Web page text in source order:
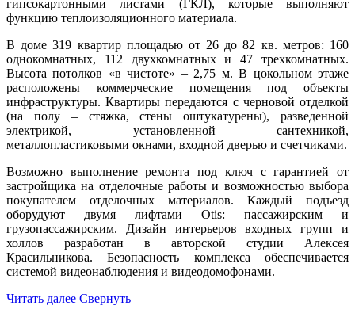
гипсокартонными листами (ГКЛ), которые выполняют
функцию теплоизоляционного материала.
В доме 319 квартир площадью от 26 до 82 кв. метров: 160
однокомнатных, 112 двухкомнатных и 47 трехкомнатных.
Высота потолков «в чистоте» – 2,75 м. В цокольном этаже
расположены коммерческие помещения под объекты
инфраструктуры. Квартиры передаются с черновой отделкой
(на полу – стяжка, стены оштукатурены), разведенной
электрикой, установленной сантехникой,
металлопластиковыми окнами, входной дверью и счетчиками.
Возможно выполнение ремонта под ключ с гарантией от
застройщика на отделочные работы и возможностью выбора
покупателем отделочных материалов. Каждый подъезд
оборудуют двумя лифтами Otis: пассажирским и
грузопассажирским. Дизайн интерьеров входных групп и
холлов разработан в авторской студии Алексея
Красильникова. Безопасность комплекса обеспечивается
системой видеонаблюдения и видеодомофонами.
Читать далее Свернуть